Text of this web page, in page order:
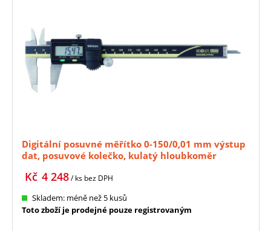
Digitální posuvné měřítko 0-150/0,01 mm výstup
dat, posuvové kolečko, kulatý hloubkoměr
4 248
Kč / ks bez DPH
Skladem: méně než 5 kusů
Toto zboží je prodejné pouze registrovaným